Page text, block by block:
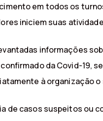
em todos os
iniciem suas
informações
da Covid-19,
à organização
de casos suspeitos ou